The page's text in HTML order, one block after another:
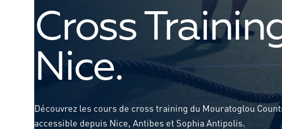
Cross
Nice.
Découvrez les cours de cross training du Mouratoglou
accessible depuis Nice, Antibes et Sophia Antipolis.